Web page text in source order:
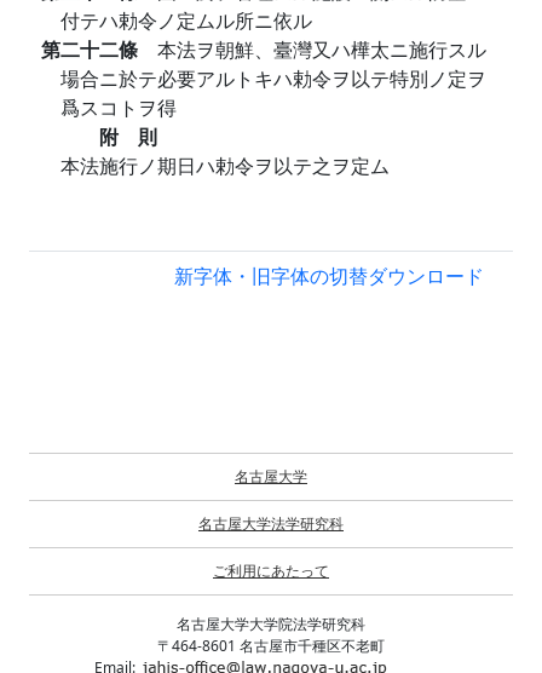
付テハ勅令ノ定ムル所ニ依ル
第二十二條 本法ヲ朝鮮、臺灣又ハ樺太ニ施行スル
場合ニ於テ必要アルトキハ勅令ヲ以テ特別ノ定ヲ
爲スコトヲ得
附 則
本法施行ノ期日ハ勅令ヲ以テ之ヲ定ム
新字体・旧字体の切替ダウンロード
名古屋大学
名古屋大学法学研究科
ご利用にあたって
名古屋大学大学院法学研究科
〒464-8601 名古屋市千種区不老町
Email: